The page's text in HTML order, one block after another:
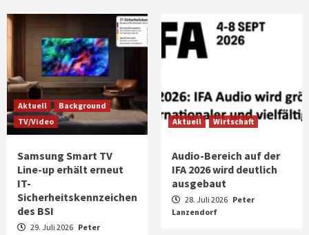
Aktuell
Background
TV/Video
Samsung Smart TV
Line-up erhält erneut
IT-
Sicherheitskennzeichen
des BSI
29. Juli 2026 Peter
Aktuell Wirtschaft
Audio-Bereich auf der
IFA 2026 wird deutlich
ausgebaut
28. Juli 2026 Peter
Lanzendorf